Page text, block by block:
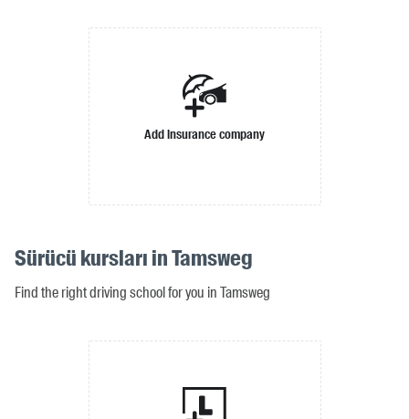
Add insurance company
Sürücü kursları in Tamsweg
Find the right driving school for you in Tamsweg